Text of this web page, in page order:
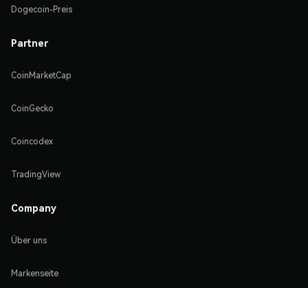
Dogecoin-Preis
Partner
CoinMarketCap
CoinGecko
Coincodex
TradingView
Company
Über uns
Markenseite